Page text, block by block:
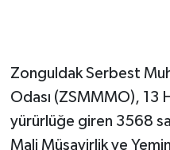
Zonguldak Serbest
Odası (ZSMMMO), 13
yürürlüğe giren 3568
Mali Müşavirlik ve
İş ilanı
Kilimli